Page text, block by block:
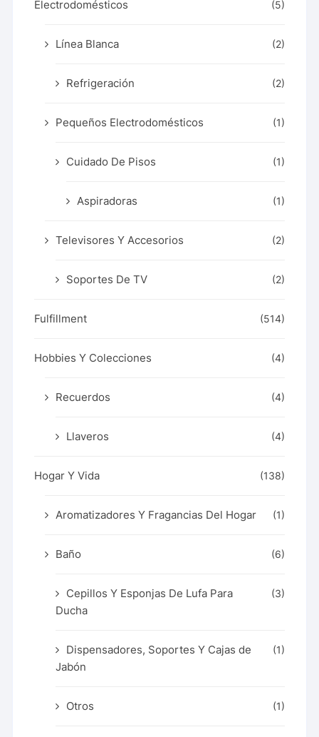
Electrodomésticos (5)
Línea Blanca (2)
Refrigeración (2)
Pequeños Electrodomésticos (1)
Cuidado De Pisos (1)
Aspiradoras (1)
Televisores Y Accesorios (2)
Soportes De TV (2)
Fulfillment (514)
Hobbies Y Colecciones (4)
Recuerdos (4)
Llaveros (4)
Hogar Y Vida (138)
Aromatizadores Y Fragancias Del Hogar (1)
Baño (6)
Cepillos Y Esponjas De Lufa Para
Ducha
(3)
Dispensadores, Soportes Y Cajas de
Jabón
(1)
Otros (1)